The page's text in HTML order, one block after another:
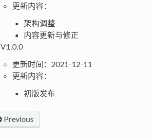
更新内容：
架构调整
内容更新与修正
V1.0.0
更新时间：2021-12-11
更新内容：
初版发布
Previous